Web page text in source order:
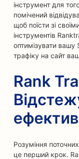
інструмент для
помічений
щоб поїсти зі
інструментів
оптимізувати вашу
трафіку на сайт
Rank
Розуміння
це перший крок.